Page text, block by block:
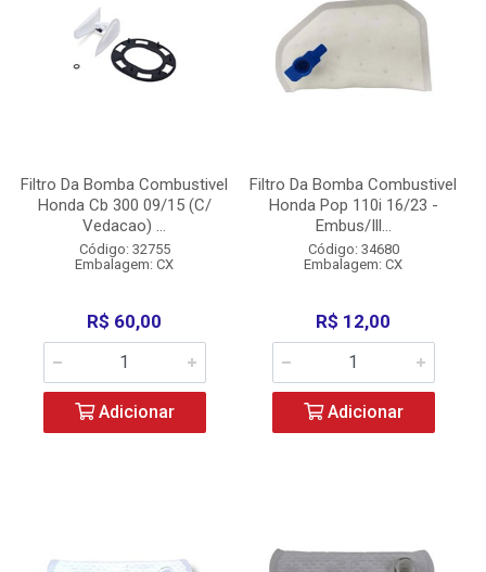
Filtro Da Bomba Combustivel
Honda Cb 300 09/15 (C/
Vedacao) ...
Código: 32755
Embalagem: CX
R$ 60,00
Adicionar
Filtro Da Bomba Combustivel
Honda Pop 110i 16/23 -
Embus/Ill...
Código: 34680
Embalagem: CX
R$ 12,00
Adicionar